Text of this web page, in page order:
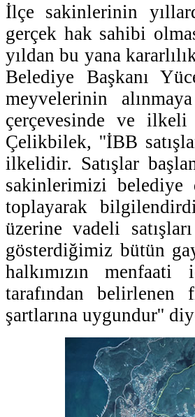
İlçe sakinlerinin
gerçek hak sahibi
yıldan bu yana
Belediye Başkanı
meyvelerinin
çerçevesinde ve
Çelikbilek, ''İBB
ilkelidir. Satışlar
sakinlerimizi belediye
toplayarak
üzerine vadeli
gösterdiğimiz bütün
halkımızın
tarafından
şartlarına uygundur''